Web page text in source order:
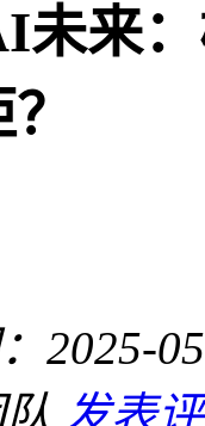
未来
2025-
发表